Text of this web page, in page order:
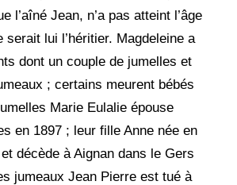
l’aîné Jean, n’a pas atteint l’âge
serait lui l’héritier. Magdeleine a
dont un couple de jumelles et
; certains meurent bébés
Marie Eulalie épouse
en 1897 ; leur fille Anne née en
décède à Aignan dans le Gers
jumeaux Jean Pierre est tué à